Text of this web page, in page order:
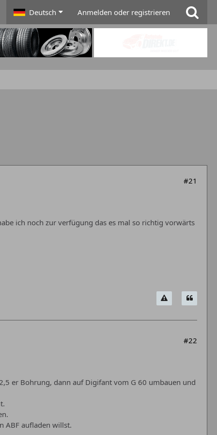
Deutsch Anmelden oder registrieren
#21
ich noch zur verfügung das es mal so richtig vorwärts
#22
er Bohrung, dann auf Digifant vom G 60 umbauen und
ABF aufladen willst.